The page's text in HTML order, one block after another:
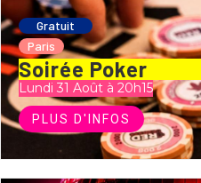
Gratuit
Paris
Soirée Poker
Lundi 31 Août à 20h15
PLUS D'INFOS